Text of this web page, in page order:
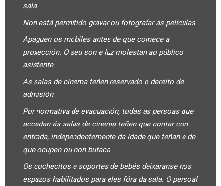
sala
Non está permitido gravar ou fotografar as películas
Apaguen os móbiles antes de que comece a
proxección. O seu son e luz molestan ao público
asistente
As salas de cinema teñen reservado o dereito de
admisión
Por normativa de evacuación, todas as persoas que
accedan ás salas de cinema teñen que contar con
entrada, independentemente da idade que teñan e de
que ocupen ou non butaca
Os cochecitos e soportes de bebés deixaranse nos
espazos habilitados para eles fóra da sala. O persoal